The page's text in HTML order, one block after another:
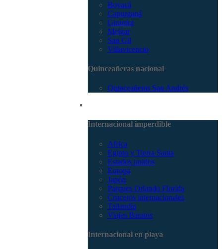
Boyacá
Capurganá
Girardot
Melgar
San Gil
Villavicencio
Quinceañeras nacional
Quinceañeras San Andrés
Internacional imperdible
Africa
Egipto y Tierra Santa
Estados unidos
Europa
Japón
Parques Orlando Florida
Cruceros internacionales
Tailandia
Viajes Baratos
Internacional en playa